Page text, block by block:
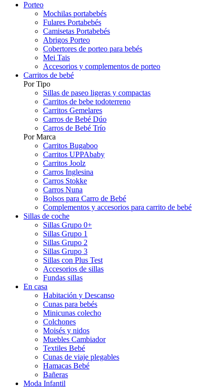
Porteo
Mochilas portabebés
Fulares Portabebés
Camisetas Portabebés
Abrigos Porteo
Cobertores de porteo para bebés
Mei Tais
Accesorios y complementos de porteo
Carritos de bebé
Por Tipo
Sillas de paseo ligeras y compactas
Carritos de bebe todoterreno
Carritos Gemelares
Carros de Bebé Dúo
Carros de Bebé Trío
Por Marca
Carritos Bugaboo
Carritos UPPAbaby
Carritos Joolz
Carros Inglesina
Carros Stokke
Carros Nuna
Bolsos para Carro de Bebé
Complementos y accesorios para carrito de bebé
Sillas de coche
Sillas Grupo 0+
Sillas Grupo 1
Sillas Grupo 2
Sillas Grupo 3
Sillas con Plus Test
Accesorios de sillas
Fundas sillas
En casa
Habitación y Descanso
Cunas para bebés
Minicunas colecho
Colchones
Moisés y nidos
Muebles Cambiador
Textiles Bebé
Cunas de viaje plegables
Hamacas Bebé
Bañeras
Moda Infantil